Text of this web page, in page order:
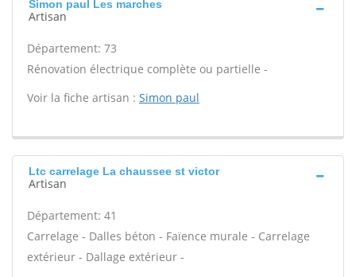
Simon paul Les marches
Artisan
Département: 73
Rénovation électrique complète ou partielle -
Voir la fiche artisan : Simon paul
Ltc carrelage La chaussee st victor
Artisan
Département: 41
Carrelage - Dalles béton - Faïence murale - Carrelage
extérieur - Dallage extérieur -